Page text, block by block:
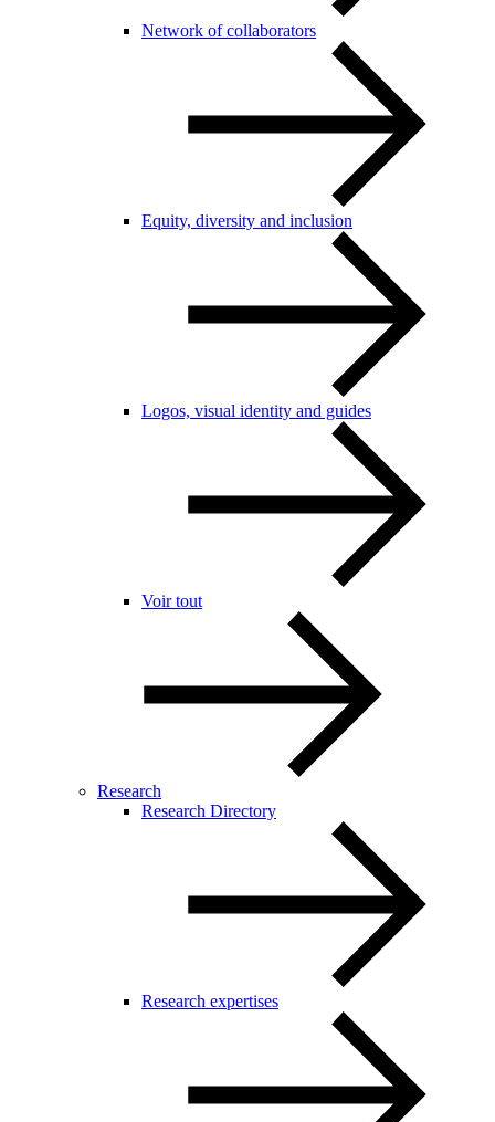
Network of collaborators
Equity, diversity and inclusion
Logos, visual identity and guides
Voir tout
Research
Research Directory
Research expertises